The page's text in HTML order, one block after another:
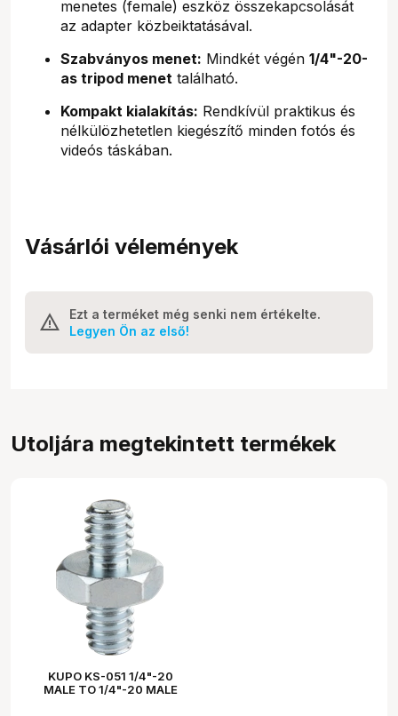
menetes (female) eszköz összekapcsolását
az adapter közbeiktatásával.
Szabványos menet: Mindkét végén 1/4"-20-
as tripod menet található.
Kompakt kialakítás: Rendkívül praktikus és
nélkülözhetetlen kiegészítő minden fotós és
videós táskában.
Vásárlói vélemények
Ezt a terméket még senki nem értékelte.
Legyen Ön az első!
Utoljára megtekintett termékek
KUPO KS-051 1/4"-20
MALE TO 1/4"-20 MALE